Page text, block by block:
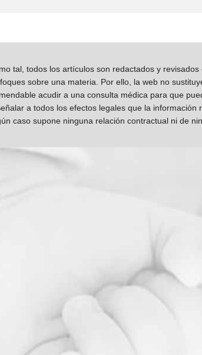
tal, todos los artículos son redactados y
sobre una materia. Por ello, la web no
acudir a una consulta médica para que
a todos los efectos legales que la información
caso supone ninguna relación contractual ni de